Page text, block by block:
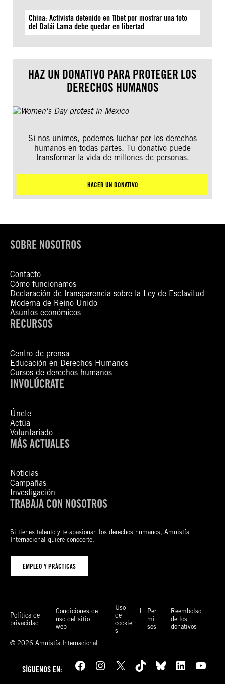
China: Activista detenido en Tíbet por mostrar una foto
del Dalái Lama debe quedar en libertad
HAZ UN DONATIVO PARA PROTEGER LOS
DERECHOS HUMANOS
Si nos unimos, podemos luchar por los derechos
humanos en todas partes. Tu donativo puede
transformar la vida de millones de personas.
HACER UN DONATIVO
SOBRE NOSOTROS
Contacto
Cómo funcionamos
Declaración de transparencia sobre la Ley de Esclavitud
Moderna de Reino Unido
Asuntos económicos
RECURSOS
Centro de prensa
Educación en Derechos Humanos
Cursos de derechos humanos
INVOLÚCRATE
Únete
Actúa
Voluntariado
MÁS ACTUALES
Noticias
Campañas
Investigación
TRABAJA CON NOSOTROS
Si tienes talento y te apasionan los derechos humanos, Amnistía
Internacional quiere conocerte.
EMPLEO Y PRÁCTICAS
Política de
privacidad
Condiciones de
uso del sitio
web
Uso
de
cookie
s
Per
mi
sos
Reembolso
de los
donativos
© 2026 Amnistía Internacional
SÍGUENOS EN: Facebook Instagram X TikTok Bluesky LinkedIn YouTube